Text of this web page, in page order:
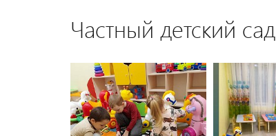
Частный детский сад